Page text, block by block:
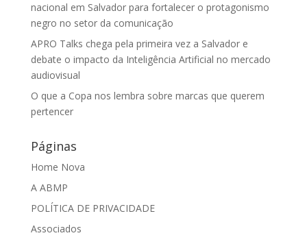
nacional em Salvador para fortalecer o protagonismo
negro no setor da comunicação
APRO Talks chega pela primeira vez a Salvador e
debate o impacto da Inteligência Artificial no mercado
audiovisual
O que a Copa nos lembra sobre marcas que querem
pertencer
Páginas
Home Nova
A ABMP
POLÍTICA DE PRIVACIDADE
Associados